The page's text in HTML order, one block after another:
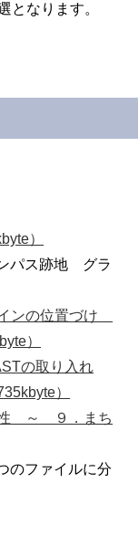
なります。
）
パス跡地 グラ
ンの位置づけ
）
の取り入れ
）
性 ～ ９．まち
ァイルに分